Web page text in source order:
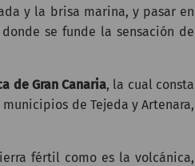
y la brisa marina, y pasar en
se funde la sensación de
de Gran Canaria, la cual consta
de Tejeda y Artenara,
fértil como es la volcánica,